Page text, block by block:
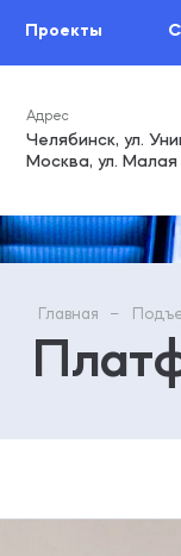
Проекты
Челябинск, ул.
Москва, ул.
Главная